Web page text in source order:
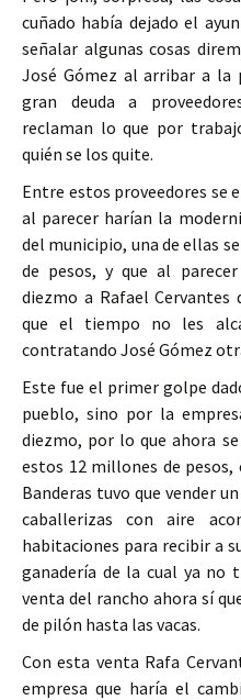
cuñado había dejado el
señalar algunas cosas
José Gómez al arribar a la
gran deuda a
reclaman lo que por
quién se los quite.
Entre estos proveedores se
al parecer harían la
del municipio, una de ellas
de pesos, y que al
diezmo a Rafael
que el tiempo no les
contratando José Gómez
Este fue el primer golpe
pueblo, sino por la
diezmo, por lo que ahora
estos 12 millones de pesos,
Banderas tuvo que vender
caballerizas con aire
habitaciones para recibir a
ganadería de la cual ya no
venta del rancho ahora sí
de pilón hasta las vacas.
Con esta venta Rafa
empresa que haría el